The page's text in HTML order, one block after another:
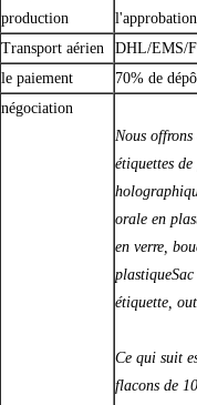
production
l'approbation
Transport aérien
DHL/EMS/
le paiement
70% de
négociation
Nous
étiquettes
orale en
en verre,
plastique
étiquette,
Ce qui suit
flacons de